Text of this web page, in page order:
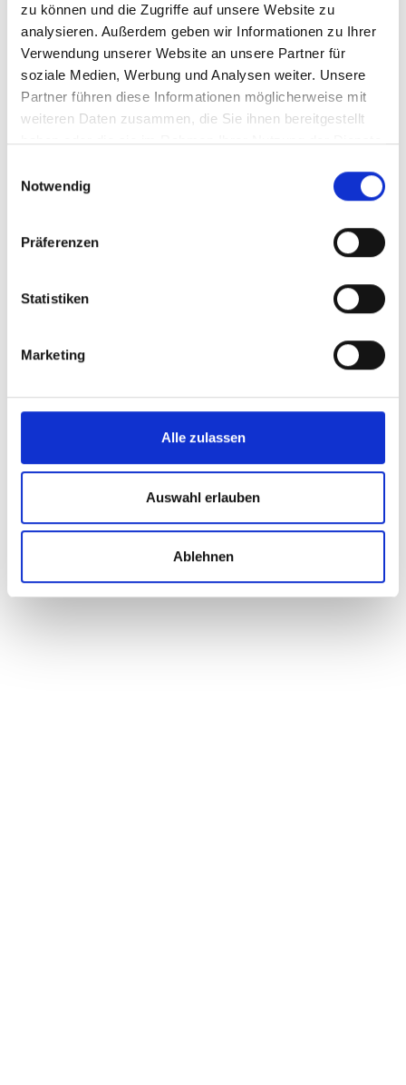
zu können und die Zugriffe auf unsere Website zu
analysieren. Außerdem geben wir Informationen zu Ihrer
Verwendung unserer Website an unsere Partner für
soziale Medien, Werbung und Analysen weiter. Unsere
Partner führen diese Informationen möglicherweise mit
weiteren Daten zusammen, die Sie ihnen bereitgestellt
haben oder die sie im Rahmen Ihrer Nutzung der Dienste
Notwendig
Präferenzen
Statistiken
Marketing
Alle zulassen
Auswahl erlauben
Ablehnen
WAR DER INHALT FÜR SIE HILFREICH?
Ja
Nein